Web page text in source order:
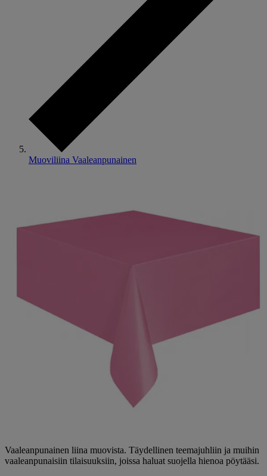
Muoviliina Vaaleanpunainen
Vaaleanpunainen liina muovista. Täydellinen teemajuhliin ja muihin
vaaleanpunaisiin tilaisuuksiin, joissa haluat suojella hienoa pöytääsi.